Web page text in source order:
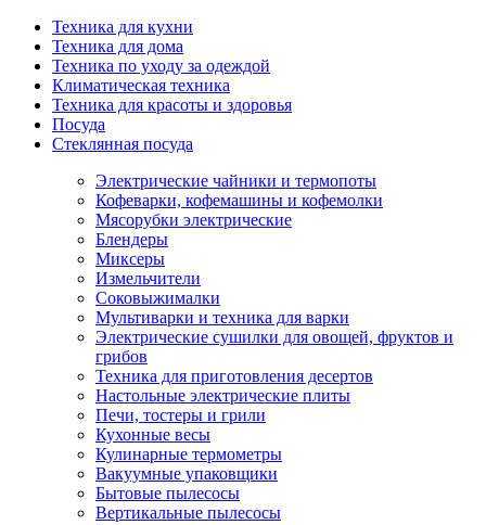
Техника для кухни
Техника для дома
Техника по уходу за одеждой
Климатическая техника
Техника для красоты и здоровья
Посуда
Стеклянная посуда
Электрические чайники и термопоты
Кофеварки, кофемашины и кофемолки
Мясорубки электрические
Блендеры
Миксеры
Измельчители
Соковыжималки
Мультиварки и техника для варки
Электрические сушилки для овощей, фруктов и
грибов
Техника для приготовления десертов
Настольные электрические плиты
Печи, тостеры и грили
Кухонные весы
Кулинарные термометры
Вакуумные упаковщики
Бытовые пылесосы
Вертикальные пылесосы